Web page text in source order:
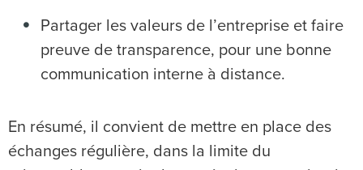
Partager les valeurs de l’entreprise et faire
preuve de transparence, pour une bonne
communication interne à distance.
En résumé, il convient de mettre en place des
échanges régulière, dans la limite du